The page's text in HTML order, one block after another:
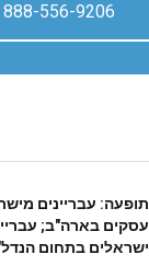
888-556-9206
תופעה: עבריינים
עסקים בארה"ב;
ישראלים בתחום